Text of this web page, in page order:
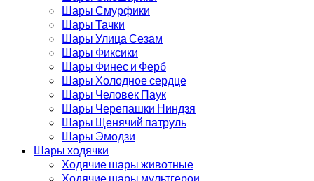
Шары Смурфики
Шары Тачки
Шары Улица Сезам
Шары Фиксики
Шары Финес и Ферб
Шары Холодное сердце
Шары Человек Паук
Шары Черепашки Ниндзя
Шары Щенячий патруль
Шары Эмодзи
Шары ходячки
Ходячие шары животные
Ходячие шары мультгерои